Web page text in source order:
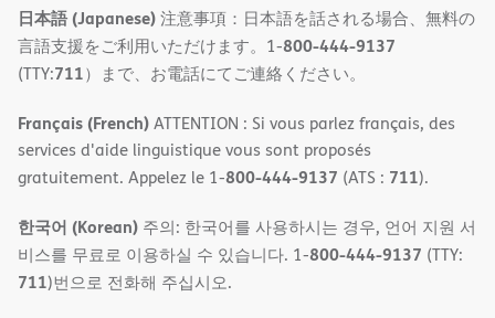
日本語 (Japanese)注意事項：日本語を話される場合、無料の
言語支援をご利用いただけます。1-800-444-9137
(TTY:711）まで、お電話にてご連絡ください。
Français (French)ATTENTION : Si vous parlez français, des
services d'aide linguistique vous sont proposés
gratuitement. Appelez le 1-800-444-9137 (ATS : 711).
한국어 (Korean) 주의: 한국어를 사용하시는 경우, 언어 지원 서
비스를 무료로 이용하실 수 있습니다. 1-800-444-9137 (TTY:
711)번으로 전화해 주십시오.